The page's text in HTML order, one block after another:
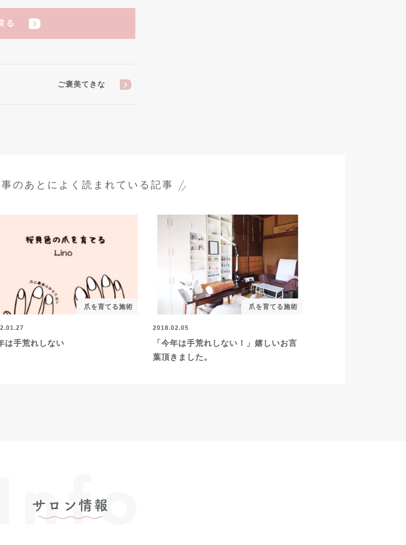
る
ご褒美てきな
のあとに よく読まれている記事
爪を育てる施術
は手荒れしない
爪を育てる施術
2018.02.05
「今年は手荒れしない！」嬉しいお言
葉頂きました。
サロン情報
Info